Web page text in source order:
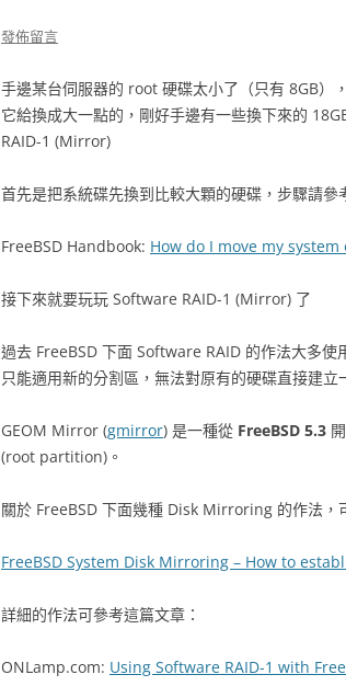
發佈留言
手邊某台伺服器的 root 硬碟太小了（只有 8GB）
它給換成大一點的，剛好手邊有一些換下來的
RAID-1 (Mirror)
首先是把系統碟先換到比較大顆的硬碟，步驟請參
FreeBSD Handbook: How do I move my
接下來就要玩玩 Software RAID-1 (Mirror) 了
過去 FreeBSD 下面 Software RAID 的作法大多使
只能適用新的分割區，無法對原有的硬碟直接建立
GEOM Mirror (gmirror) 是一種從 FreeBSD 5.3
(root partition)。
關於 FreeBSD 下面幾種 Disk Mirroring 的作法，
FreeBSD System Disk Mirroring – How to
詳細的作法可參考這篇文章：
ONLamp.com: Using Software RAID-1 with